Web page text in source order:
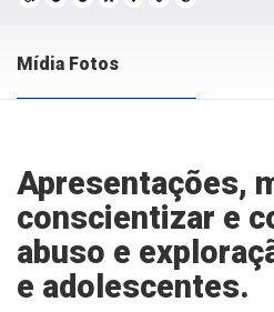
Mídia Fotos
Apresentações,
conscientizar e
abuso e
e adolescentes.